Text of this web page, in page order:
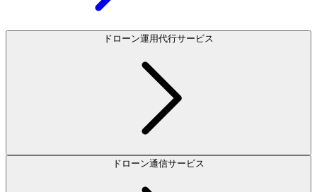
ドローン運用代行サービス
ドローン通信サービス